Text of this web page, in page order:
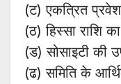
(ट) एकत्रित
(ठ) हिस्सा राशि
(ड) सोसाइटी की
(ढ) समिति के